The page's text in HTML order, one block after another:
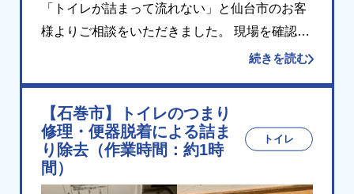
「トイレが詰まって流れない」と仙台市のお客
様よりご相談をいただきました。 現場を確認し
たところ、便器内にトイレットペーパー等が多
ったため […]
続きを読む
【石巻市】トイレのつまり
修理・便器脱着による詰ま
り除去（作業時間：約1時
間）
トイレ